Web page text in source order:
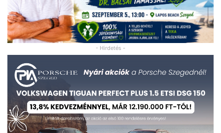
- Hirdetés -